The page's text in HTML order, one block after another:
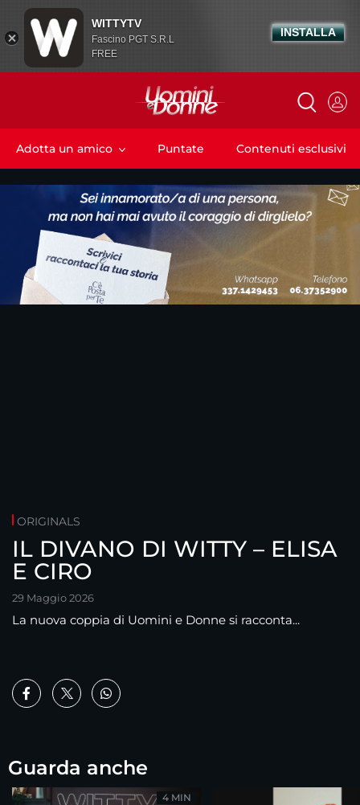
Adotta un amico Puntate Contenuti esclusivi
ORIGINALS
IL DIVANO DI WITTY – ELISA
E CIRO
29 Maggio 2026
La nuova coppia di Uomini e Donne si racconta...
Guarda anche
4 MIN
WITTYTV
Fascino PGT S.R.L
FREE
INSTALLA